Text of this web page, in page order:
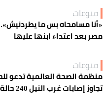
منوعات
«أنا مسامحاه بس ما
مصر بعد اعتداء ابنها عليها
منوعات
منظمة الصحة العالمية تدعو
تجاوز إصابات غرب النيل 240 حالة